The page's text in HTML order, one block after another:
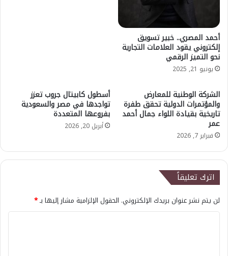
أحمد المصري.. خبير تسويق
إلكتروني يقود العلامات التجارية
نحو التميز الرقمي
يونيو 21, 2025
الشركة الوطنية للمعارض
والمؤتمرات الدولية تحقق طفرة
تاريخية بقيادة اللواء جمال أحمد
عمر
فبراير 7, 2026
أسطول كابيتال جروب تعزز
تواجدها في مصر والسعودية
بفروعها المتعددة
أبريل 20, 2026
اترك تعليقاً
لن يتم نشر عنوان بريدك الإلكتروني. الحقول الإلزامية مشار إليها بـ*